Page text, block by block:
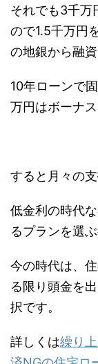
それでも3千万
ので1.5千万円
の地銀から融資
10年ローンで
万円はボーナ
すると月々の
低金利の時代
るプランを選
今の時代は、
る限り頭金を
択です。
詳しくは繰り